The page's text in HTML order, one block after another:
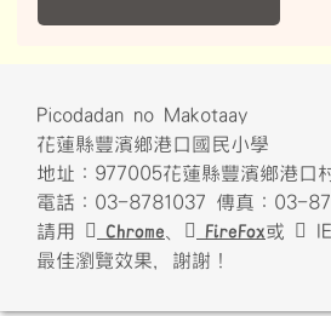
Picodadan no Makotaay
花蓮縣豐濱鄉港口國民小學
地址：977005花蓮縣豐濱鄉港口
電話：03-8781037 傳真：03-
請用
Chrome FireFox或
最佳瀏覽效果，謝謝！